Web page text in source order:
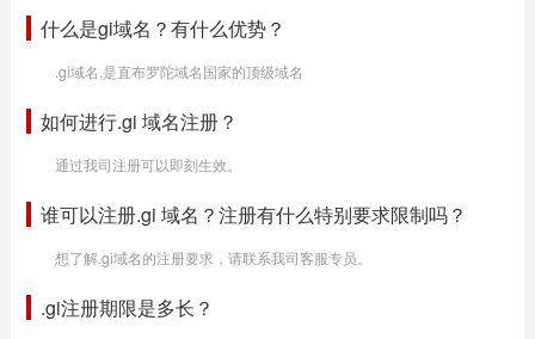
什么是gi域名？有什么优势？
.gi域名,是直布罗陀域名国家的顶级域名
如何进行.gi 域名注册？
通过我司注册可以即刻生效。
谁可以注册.gi 域名？注册有什么特别要求限制吗？
想了解.gi域名的注册要求，请联系我司客服专员。
.gi注册期限是多长？